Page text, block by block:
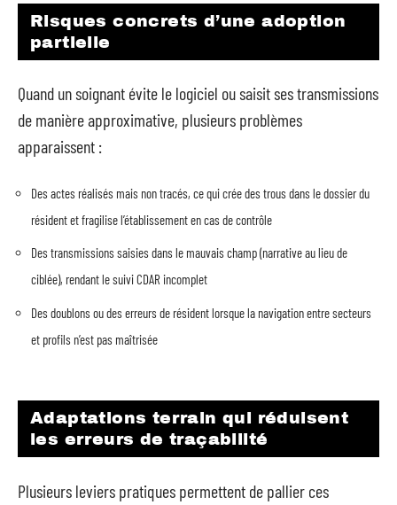
Risques concrets d’une adoption
partielle
Quand un soignant évite le logiciel ou saisit ses transmissions
de manière approximative, plusieurs problèmes
apparaissent :
Des actes réalisés mais non tracés, ce qui crée des trous dans le dossier du
résident et fragilise l’établissement en cas de contrôle
Des transmissions saisies dans le mauvais champ (narrative au lieu de
ciblée), rendant le suivi CDAR incomplet
Des doublons ou des erreurs de résident lorsque la navigation entre secteurs
et profils n’est pas maîtrisée
Adaptations terrain qui réduisent
les erreurs de traçabilité
Plusieurs leviers pratiques permettent de pallier ces